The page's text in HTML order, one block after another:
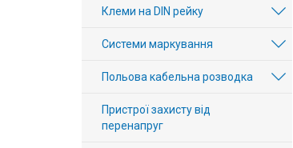
Виробництво
Вакансії
Клеми на DIN рейку
Системи маркування
Польова кабельна розводка
Пристрої захисту від
перенапруг